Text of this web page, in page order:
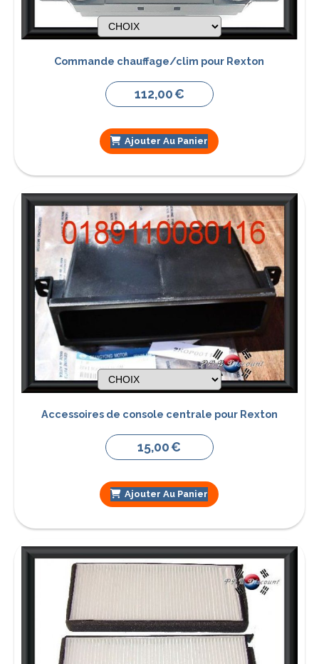
Commande chauffage/clim pour Rexton
112,00€
Ajouter Au Panier
Accessoires de console centrale pour Rexton
15,00€
Ajouter Au Panier